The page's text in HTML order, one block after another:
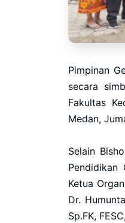
Pimpinan
secara
Fakultas
Medan,
Selain
Pendidikan
Ketua
Dr.
Sp.FK,